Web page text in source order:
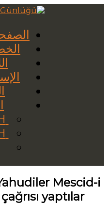
Mescid-i
yaptılar